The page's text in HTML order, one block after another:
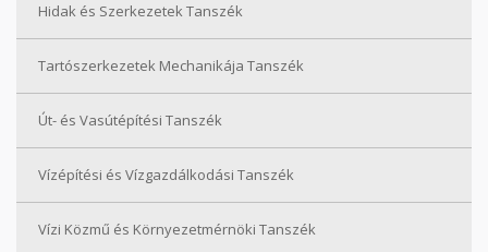
Hidak és Szerkezetek Tanszék
Tartószerkezetek Mechanikája Tanszék
Út- és Vasútépítési Tanszék
Vízépítési és Vízgazdálkodási Tanszék
Vízi Közmű és Környezetmérnöki Tanszék